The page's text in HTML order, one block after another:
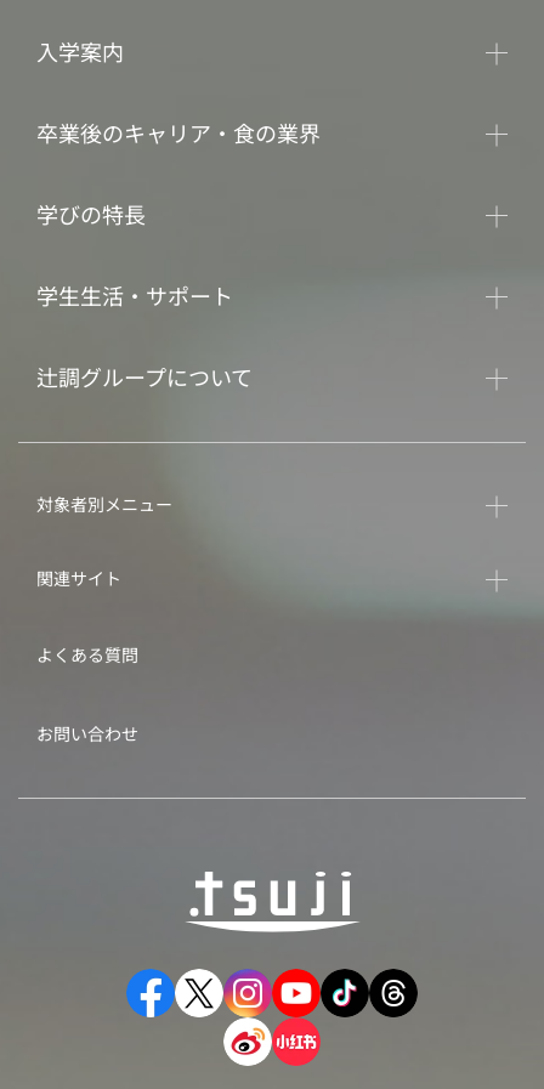
入学案内
卒業後のキャリア・食の業界
学びの特長
学生生活・サポート
辻調グループについて
対象者別メニュー
関連サイト
よくある質問
お問い合わせ